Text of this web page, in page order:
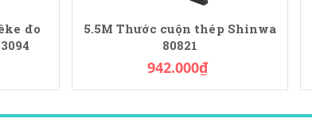
đo
5.5M Thước cuộn thép Shinwa
80821
942.000₫